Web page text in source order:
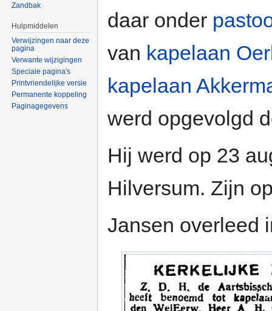
daar onder
van kapelaan
kapelaan
werd opgevolgd
Hij werd op 23
Hilversum. Zijn
Jansen overleed
Zandbak
Hulpmiddelen
Verwijzingen naar deze
pagina
Verwante wijzigingen
Speciale pagina's
Printvriendelijke versie
Permanente koppeling
Paginagegevens